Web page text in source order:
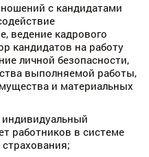
с кандидатами
ведение кадрового
кандидатов на работу
личной безопасности,
выполняемой работы,
и материальных
индивидуальный
работников в системе